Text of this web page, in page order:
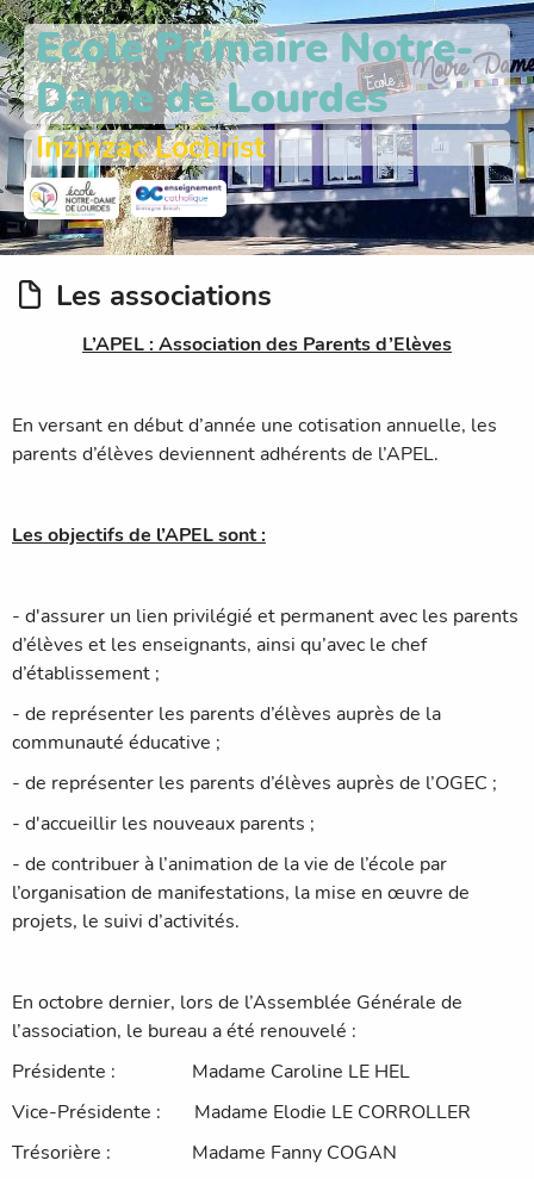
Ecole Primaire Notre-
Dame de Lourdes
Inzinzac Lochrist
Les associations
L’APEL : Association des Parents d’Elèves
En versant en début d’année une cotisation annuelle, les
parents d’élèves deviennent adhérents de l’APEL.
Les objectifs de l’APEL sont :
- d'assurer un lien privilégié et permanent avec les parents
d’élèves et les enseignants, ainsi qu’avec le chef
d’établissement ;
- de représenter les parents d’élèves auprès de la
communauté éducative ;
- de représenter les parents d’élèves auprès de l’OGEC ;
- d'accueillir les nouveaux parents ;
- de contribuerà l’animation de la vie de l’école par
l’organisation de manifestations, la mise en œuvre de
projets, le suivi d’activités.
En octobre dernier, lors de l’Assemblée Générale de
l’association, le bureau a été renouvelé :
Présidente : Madame Caroline LE HEL
Vice-Présidente : Madame Elodie LE CORROLLER
Trésorière : Madame Fanny COGAN